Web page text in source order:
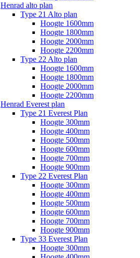
Henrad alto plan
Type 21 Alto plan
Hoogte 1600mm
Hoogte 1800mm
Hoogte 2000mm
Hoogte 2200mm
Type 22 Alto plan
Hoogte 1600mm
Hoogte 1800mm
Hoogte 2000mm
Hoogte 2200mm
Henrad Everest plan
Type 21 Everest Plan
Hoogte 300mm
Hoogte 400mm
Hoogte 500mm
Hoogte 600mm
Hoogte 700mm
Hoogte 900mm
Type 22 Everest Plan
Hoogte 300mm
Hoogte 400mm
Hoogte 500mm
Hoogte 600mm
Hoogte 700mm
Hoogte 900mm
Type 33 Everest Plan
Hoogte 300mm